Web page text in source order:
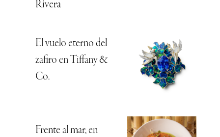
Rivera
El vuelo eterno del
zafiro en Tiffany &
Co.
Frente al mar, en